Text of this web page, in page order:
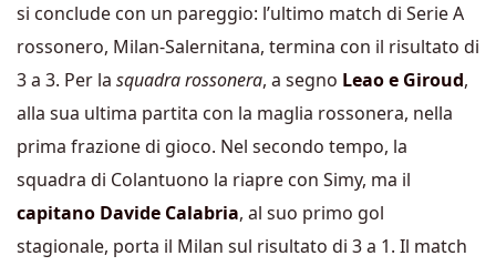
si conclude con un pareggio: l’ultimo match di Serie A
rossonero, Milan-Salernitana, termina con il risultato di
3 a 3. Per la squadra rossonera, a segno Leao e Giroud,
alla sua ultima partita con la maglia rossonera, nella
prima frazione di gioco. Nel secondo tempo, la
squadra di Colantuono la riapre con Simy, ma il
capitano Davide Calabria, al suo primo gol
stagionale, porta il Milan sul risultato di 3 a 1. Il match